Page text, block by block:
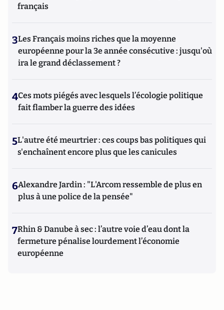
français
3Les Français moins riches que la moyenne
européenne pour la 3e année consécutive : jusqu'où
ira le grand déclassement ?
4Ces mots piégés avec lesquels l’écologie politique
fait flamber la guerre des idées
5L'autre été meurtrier : ces coups bas politiques qui
s'enchaînent encore plus que les canicules
6Alexandre Jardin : "L'Arcom ressemble de plus en
plus à une police de la pensée"
7Rhin & Danube à sec : l’autre voie d’eau dont la
fermeture pénalise lourdement l’économie
européenne